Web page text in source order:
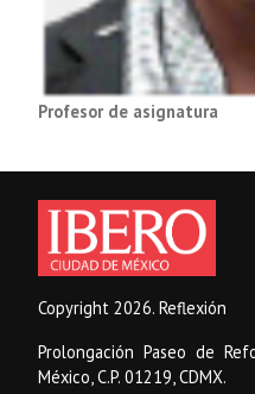
Profesor de asignatura
Copyright 2026. Reflexión
Prolongación Paseo de
México, C.P. 01219, CDMX.